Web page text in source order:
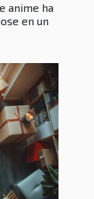
anime ha
en un